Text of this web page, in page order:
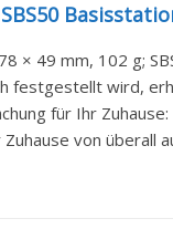
× 49 mm, 102 g;
festgestellt wird,
für Ihr
von überall